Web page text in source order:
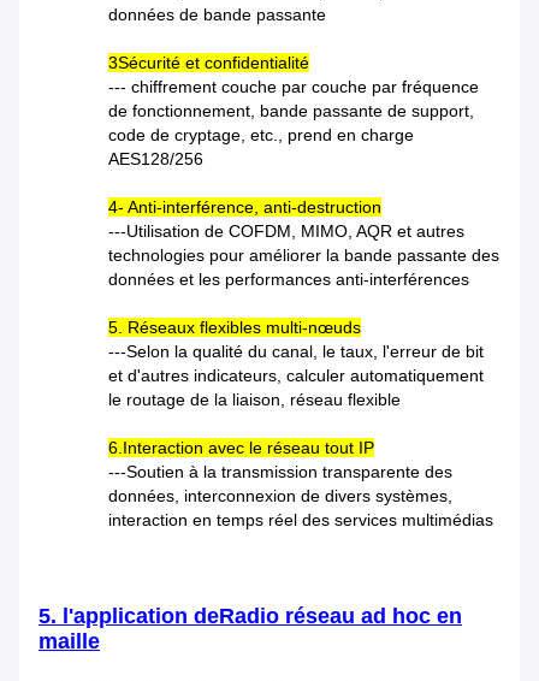
données de bande passante
3Sécurité et confidentialité
--- chiffrement couche par couche par fréquence
de fonctionnement, bande passante de support,
code de cryptage, etc., prend en charge
AES128/256
4- Anti-interférence, anti-destruction
---Utilisation de COFDM, MIMO, AQR et autres
technologies pour améliorer la bande passante des
données et les performances anti-interférences
5. Réseaux flexibles multi-nœuds
---Selon la qualité du canal, le taux, l'erreur de bit
et d'autres indicateurs, calculer automatiquement
le routage de la liaison, réseau flexible
6.Interaction avec le réseau tout IP
---Soutien à la transmission transparente des
données, interconnexion de divers systèmes,
interaction en temps réel des services multimédias
5. l'application deRadio réseau ad hoc en
maille